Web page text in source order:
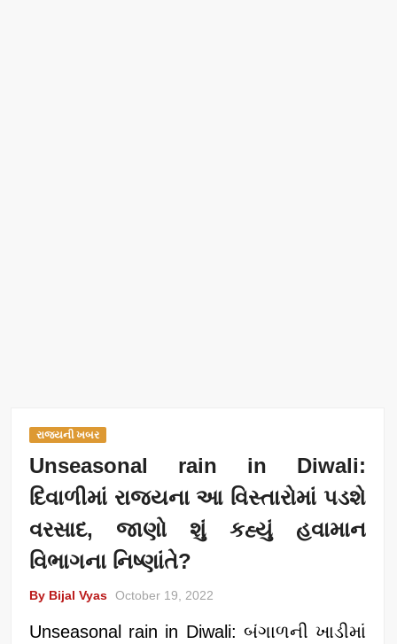
રાજ્યની ખબર
Unseasonal rain in Diwali:
દિવાળીમાં રાજ્યના આ વિસ્તારોમાં પડશે
વરસાદ, જાણો શું કહ્યું હવામાન
વિભાગના નિષ્ણાંતે?
By Bijal Vyas October 19, 2022
Unseasonal rain in Diwali: બંગાળની ખાડીમાં